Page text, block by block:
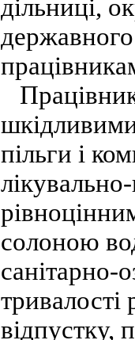
дільниці,
пільги і
солоною
санітарно-
тривалості
відпустку,